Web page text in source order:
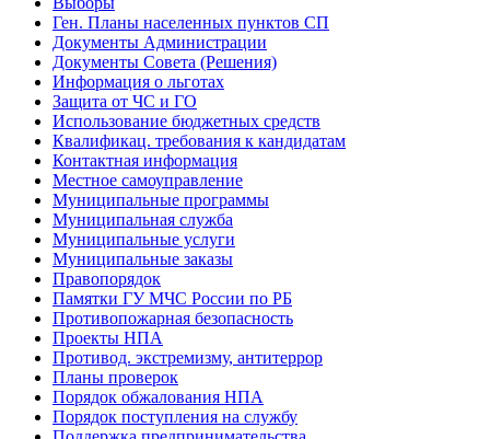
Ген. Планы населенных пунктов СП
Документы Администрации
Документы Совета (Решения)
Информация о льготах
Защита от ЧС и ГО
Использование бюджетных средств
Квалификац. требования к кандидатам
Контактная информация
Местное самоуправление
Муниципальные программы
Муниципальная служба
Муниципальные услуги
Муниципальные заказы
Правопорядок
Памятки ГУ МЧС России по РБ
Противопожарная безопасность
Проекты НПА
Противод. экстремизму, антитеррор
Планы проверок
Порядок обжалования НПА
Порядок поступления на службу